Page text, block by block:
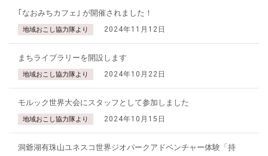
｢なおみちカフェ｣ が開催されました！
地域おこし協力隊より 2024年11月12日
まちライブラリーを開設します
地域おこし協力隊より 2024年10月22日
モルック世界大会にスタッフとして参加しました
地域おこし協力隊より 2024年10月15日
洞爺湖有珠山ユネスコ世界ジオパークアドベンチャー体験「持